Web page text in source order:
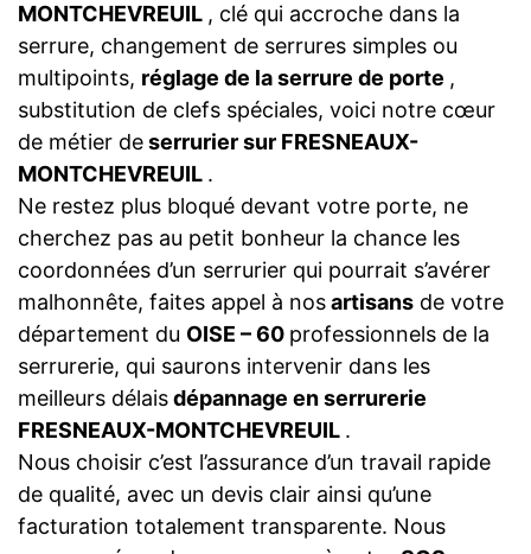
MONTCHEVREUIL , clé qui accroche dans la
serrure, changement de serrures simples ou
multipoints, réglage de la serrure de porte ,
substitution de clefs spéciales, voici notre cœur
de métier deserrurier sur FRESNEAUX-
MONTCHEVREUIL .
Ne restez plus bloqué devant votre porte, ne
cherchez pas au petit bonheur la chance les
coordonnées d’un serrurier qui pourrait s’avérer
malhonnête, faites appel à nosartisans de votre
département du OISE – 60 professionnels de la
serrurerie, qui saurons intervenir dans les
meilleurs délaisdépannage en serrurerie
FRESNEAUX-MONTCHEVREUIL .
Nous choisir c’est l’assurance d’un travail rapide
de qualité, avec un devis clair ainsi qu’une
facturation totalement transparente. Nous